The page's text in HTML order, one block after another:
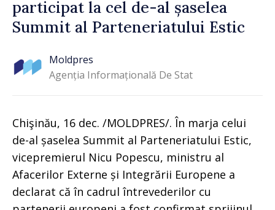
participat la cel de-al șaselea
Summit al Parteneriatului Estic
Moldpres
Agenția Informațională De Stat
Chişinău, 16 dec. /MOLDPRES/. În marja celui
de-al șaselea Summit al Parteneriatului Estic,
vicepremierul Nicu Popescu, ministru al
Afacerilor Externe și Integrării Europene a
declarat că în cadrul întrevederilor cu